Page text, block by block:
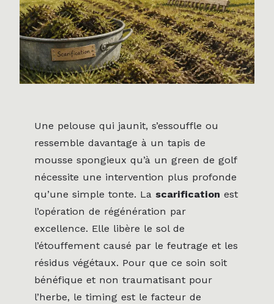
Une pelouse qui jaunit, s’essouffle ou
ressemble davantage à un tapis de
mousse spongieux qu’à un green de golf
nécessite une intervention plus profonde
qu’une simple tonte. La scarification est
l’opération de régénération par
excellence. Elle libère le sol de
l’étouffement causé par le feutrage et les
résidus végétaux. Pour que ce soin soit
bénéfique et non traumatisant pour
l’herbe, le timing est le facteur de